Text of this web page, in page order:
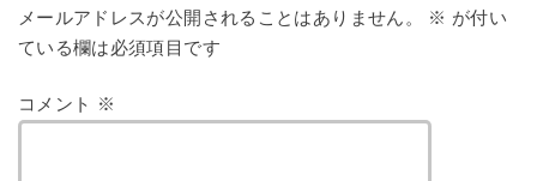
メールアドレスが公開されることはありません。 ※ が付い
ている欄は必須項目です
コメント ※